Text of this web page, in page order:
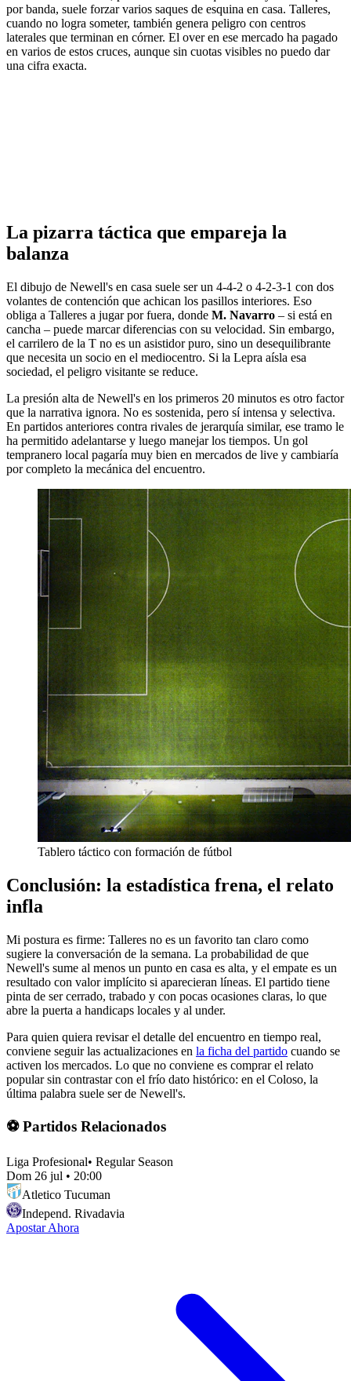
por banda, suele forzar varios saques de esquina en casa. Talleres,
cuando no logra someter, también genera peligro con centros
laterales que terminan en córner. El over en ese mercado ha pagado
en varios de estos cruces, aunque sin cuotas visibles no puedo dar
una cifra exacta.
La pizarra táctica que empareja la
balanza
El dibujo de Newell's en casa suele ser un 4-4-2 o 4-2-3-1 con dos
volantes de contención que achican los pasillos interiores. Eso
obliga a Talleres a jugar por fuera, donde M. Navarro – si está en
cancha – puede marcar diferencias con su velocidad. Sin embargo,
el carrilero de la T no es un asistidor puro, sino un desequilibrante
que necesita un socio en el mediocentro. Si la Lepra aísla esa
sociedad, el peligro visitante se reduce.
La presión alta de Newell's en los primeros 20 minutos es otro factor
que la narrativa ignora. No es sostenida, pero sí intensa y selectiva.
En partidos anteriores contra rivales de jerarquía similar, ese tramo le
ha permitido adelantarse y luego manejar los tiempos. Un gol
tempranero local pagaría muy bien en mercados de live y cambiaría
por completo la mecánica del encuentro.
Tablero táctico con formación de fútbol
Conclusión: la estadística frena, el relato
infla
Mi postura es firme: Talleres no es un favorito tan claro como
sugiere la conversación de la semana. La probabilidad de que
Newell's sume al menos un punto en casa es alta, y el empate es un
resultado con valor implícito si aparecieran líneas. El partido tiene
pinta de ser cerrado, trabado y con pocas ocasiones claras, lo que
abre la puerta a handicaps locales y al under.
Para quien quiera revisar el detalle del encuentro en tiempo real,
conviene seguir las actualizaciones en la ficha del partido cuando se
activen los mercados. Lo que no conviene es comprar el relato
popular sin contrastar con el frío dato histórico: en el Coloso, la
última palabra suele ser de Newell's.
⚽ Partidos Relacionados
Liga Profesional• Regular Season
Dom 26 jul • 20:00
Atletico Tucuman
Independ. Rivadavia
Apostar Ahora